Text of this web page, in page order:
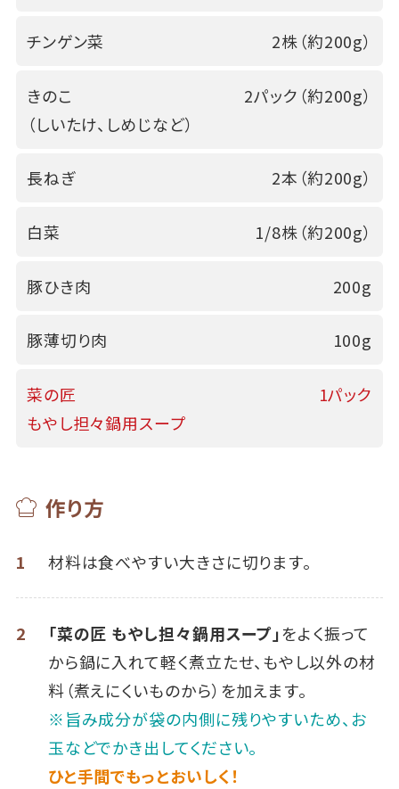
チンゲン菜 2株（約200g）
きのこ
（しいたけ、しめじなど）
2パック（約200g）
長ねぎ 2本（約200g）
白菜 1/8株（約200g）
豚ひき肉 200g
豚薄切り肉 100g
菜の匠
もやし担々鍋用スープ
1パック
作り方
1 材料は食べやすい大きさに切ります。
2 「菜の匠 もやし担々鍋用スープ」をよく振って
から鍋に入れて軽く煮立たせ、もやし以外の材
料（煮えにくいものから）を加えます。
※旨み成分が袋の内側に残りやすいため、お
玉などでかき出してください。
ひと手間でもっとおいしく！